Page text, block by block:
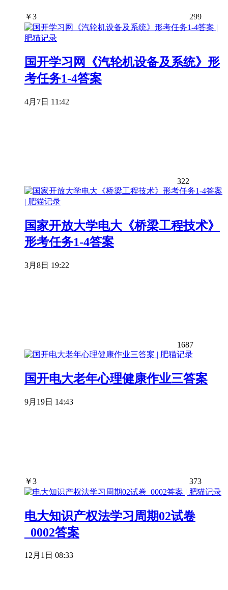
￥3 299
国开学习网《汽轮机设备及系统》形
考任务1-4答案
4月7日 11:42
322
国家开放大学电大《桥梁工程技术》
形考任务1-4答案
3月8日 19:22
1687
国开电大老年心理健康作业三答案
9月19日 14:43
￥3 373
电大知识产权法学习周期02试卷
_0002答案
12月1日 08:33